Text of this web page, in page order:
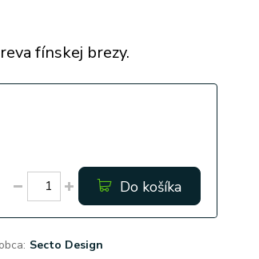
fínskej brezy.
Do košíka
Secto Design